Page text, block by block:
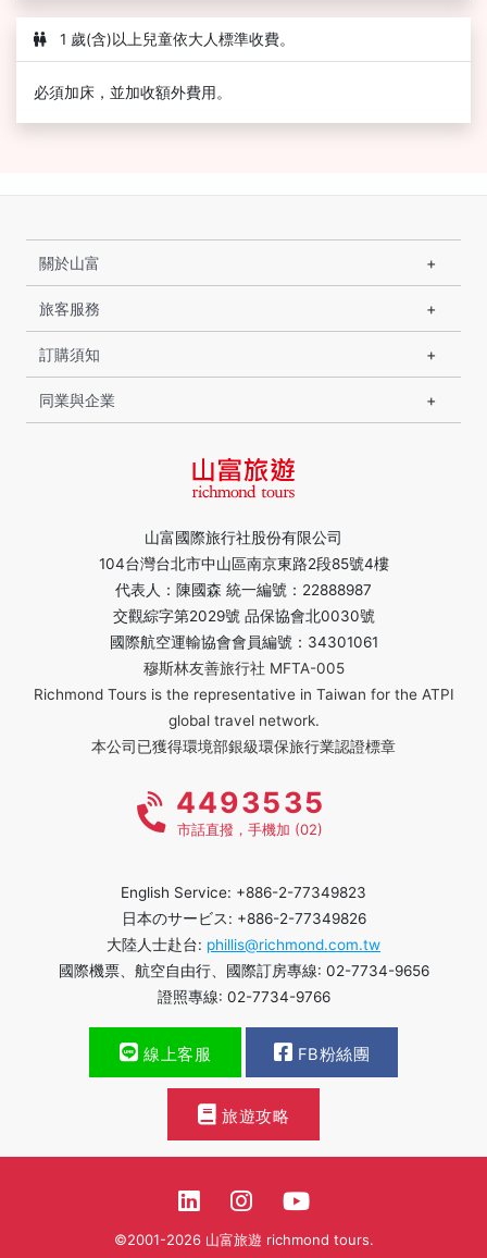
1 歲(含)以上兒童依大人標準收費。
必須加床，並加收額外費用。
山富國際旅行社股份有限公司
104台灣台北市中山區南京東路2段85號4樓
代表人：陳國森 統一編號：22888987
交觀綜字第2029號 品保協會北0030號
國際航空運輸協會會員編號：34301061
穆斯林友善旅行社 MFTA-005
Richmond Tours is the representative in Taiwan for the ATPI
global travel network.
本公司已獲得環境部銀級環保旅行業認證標章
關於山富
旅客服務
訂購須知
同業與企業
4493535
市話直撥，手機加 (02)
English Service: +886-2-77349823
日本のサービス: +886-2-77349826
大陸人士赴台: phillis@richmond.com.tw
國際機票、航空自由行、國際訂房專線: 02-7734-9656
證照專線: 02-7734-9766
線上客服 FB粉絲團
旅遊攻略
©2001-2026 山富旅遊 richmond tours.